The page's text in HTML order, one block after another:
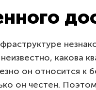
какова
он относится к
он честен.